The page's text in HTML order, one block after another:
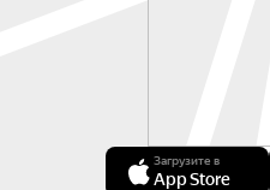
Загрузите в
App Store